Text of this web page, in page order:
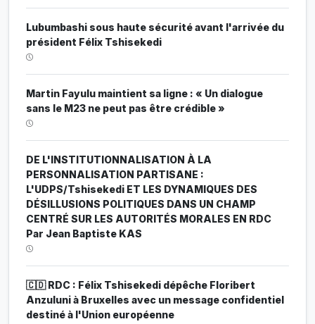
Lubumbashi sous haute sécurité avant l'arrivée du
président Félix Tshisekedi
Martin Fayulu maintient sa ligne : « Un dialogue
sans le M23 ne peut pas être crédible »
DE L'INSTITUTIONNALISATION À LA
PERSONNALISATION PARTISANE :
L'UDPS/Tshisekedi ET LES DYNAMIQUES DES
DÉSILLUSIONS POLITIQUES DANS UN CHAMP
CENTRÉ SUR LES AUTORITÉS MORALES EN RDC
Par Jean Baptiste KAS
🇨🇩 RDC : Félix Tshisekedi dépêche Floribert
Anzuluni à Bruxelles avec un message confidentiel
destiné à l'Union européenne